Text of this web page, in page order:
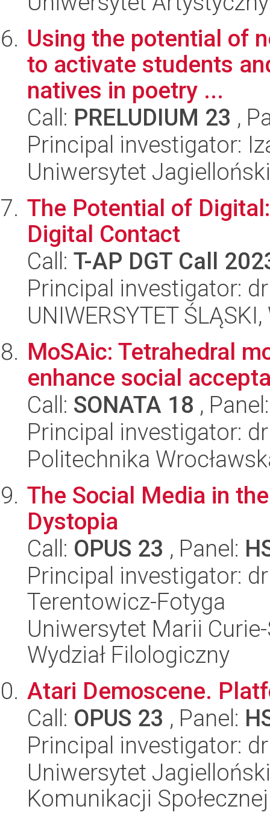
Using the potential of
to activate students
natives in poetry ...
Call: PRELUDIUM 23 ,
Principal investigator:
Uniwersytet Jagielloński
The Potential of
Digital Contact
Call: T-AP DGT Call
Principal investigator:
UNIWERSYTET
MoSAic: Tetrahedral
enhance social
Call: SONATA 18 ,
Principal investigator:
Politechnika
The Social Media in
Dystopia
Call: OPUS 23 , Panel:
Principal investigator:
Terentowicz-Fotyga
Uniwersytet Marii
Wydział Filologiczny
Atari Demoscene.
Call: OPUS 23 , Panel:
Principal investigator:
Uniwersytet
Komunikacji Społecznej